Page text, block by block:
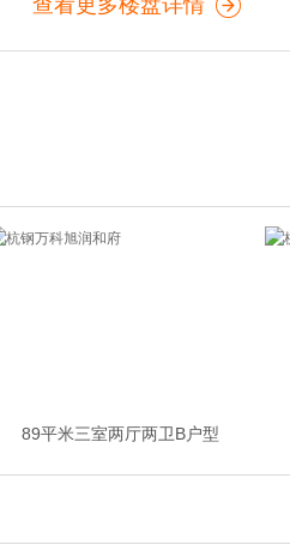
查看更多楼盘详情
89平米三室两厅两卫B户型